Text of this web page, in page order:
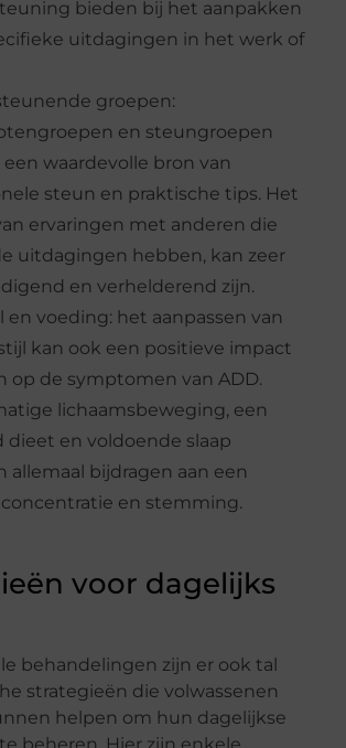
bieden bij het aanpakken
uitdagingen in het werk of
groepen:
en steungroepen
waardevolle bron van
steun en praktische tips. Het
ervaringen met anderen die
uitdagingen hebben, kan zeer
en verhelderend zijn.
en voeding: het aanpassen van
kan ook een positieve impact
op de symptomen van ADD.
lichaamsbeweging, een
dieet en voldoende slaap
allemaal bijdragen aan een
en stemming.
voor dagelijks
behandelingen zijn er ook tal
strategieën die volwassenen
helpen om hun dagelijkse